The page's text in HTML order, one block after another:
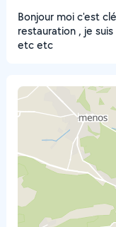
Bonjour moi c'est
restauration , je
etc etc